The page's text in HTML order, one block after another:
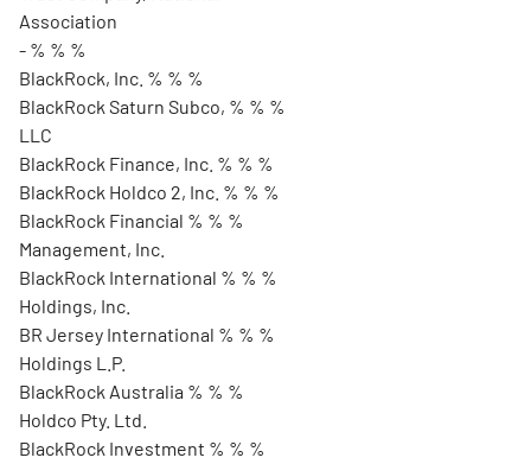
Association
- % % %
BlackRock, Inc. % % %
BlackRock Saturn Subco, % % %
LLC
BlackRock Finance, Inc. % % %
BlackRock Holdco 2, Inc. % % %
BlackRock Financial % % %
Management, Inc.
BlackRock International % % %
Holdings, Inc.
BR Jersey International % % %
Holdings L.P.
BlackRock Australia % % %
Holdco Pty. Ltd.
BlackRock Investment % % %